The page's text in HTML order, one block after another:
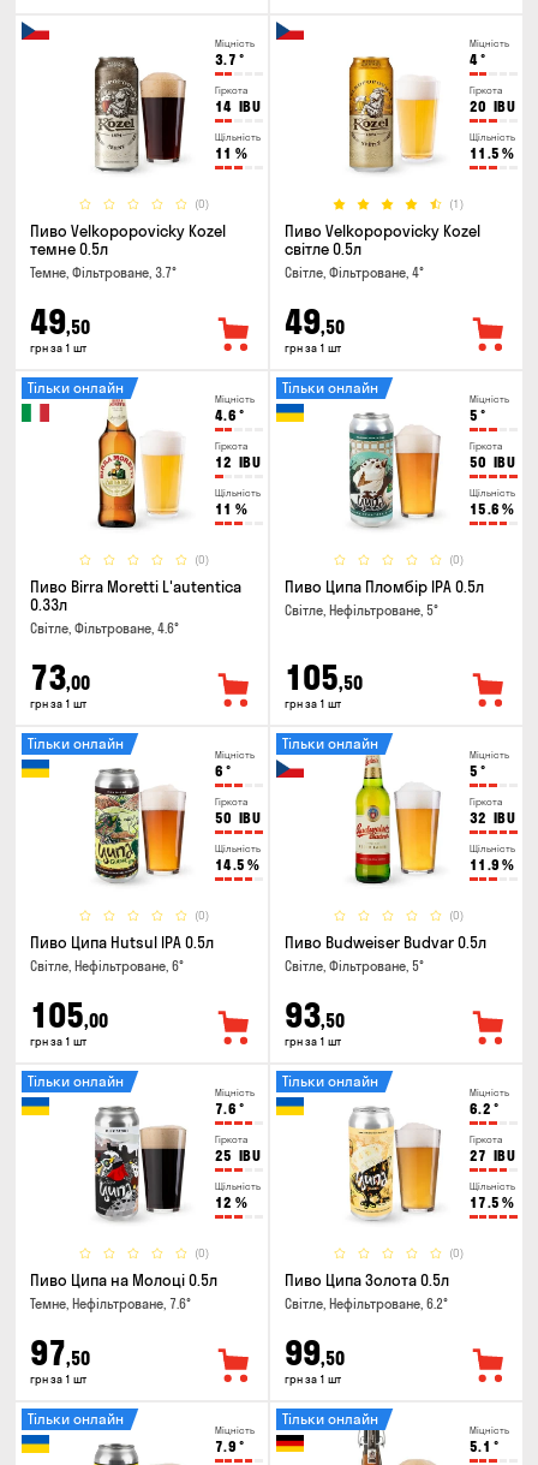
Міцність
3.7 °
Гіркота
14 IBU
Щільність
11 %
(0)
Пиво Velkopopovicky Kozel
темне 0.5л
Темне, Фільтроване, 3.7°
49,50
грн за 1 шт
Міцність
4°
Гіркота
20 IBU
Щільність
11.5 %
(1)
Пиво Velkopopovicky Kozel
світле 0.5л
Світле, Фільтроване, 4°
49,50
грн за 1 шт
Міцність
4.6 °
Гіркота
12 IBU
Щільність
11 %
(0)
Тільки онлайн
Пиво Birra Moretti L'autentica
0.33л
Світле, Фільтроване, 4.6°
73,00
грн за 1 шт
Міцність
5 °
Гіркота
50 IBU
Щільність
15.6 %
(0)
Тільки онлайн
Пиво Ципа Пломбір IPA 0.5л
Світле, Нефільтроване, 5°
105,50
грн за 1 шт
Міцність
6 °
Гіркота
50 IBU
Щільність
14.5 %
(0)
Тільки онлайн
Пиво Ципа Hutsul IPA 0.5л
Світле, Нефільтроване, 6°
105,00
грн за 1 шт
Міцність
5 °
Гіркота
32 IBU
Щільність
11.9 %
(0)
Тільки онлайн
Пиво Budweiser Budvar 0.5л
Світле, Фільтроване, 5°
93,50
грн за 1 шт
Міцність
7.6 °
Гіркота
25 IBU
Щільність
12 %
(0)
Тільки онлайн
Пиво Ципа на Молоці 0.5л
Темне, Нефільтроване, 7.6°
97,50
грн за 1 шт
Міцність
6.2 °
Гіркота
27 IBU
Щільність
17.5 %
(0)
Тільки онлайн
Пиво Ципа Золота 0.5л
Світле, Нефільтроване, 6.2°
99,50
грн за 1 шт
Міцність
7.9 °
Тільки онлайн
Міцність
5.1 °
Тільки онлайн